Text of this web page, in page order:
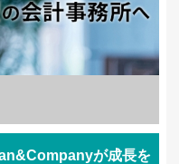
が成長を